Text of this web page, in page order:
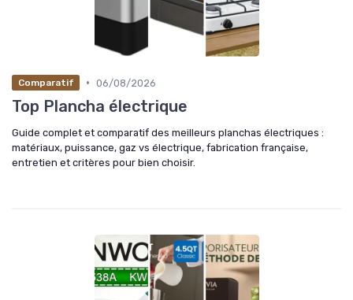
Comparatif • 06/08/2026
Top Plancha électrique
Guide complet et comparatif des meilleurs planchas électriques :
matériaux, puissance, gaz vs électrique, fabrication française,
entretien et critères pour bien choisir.